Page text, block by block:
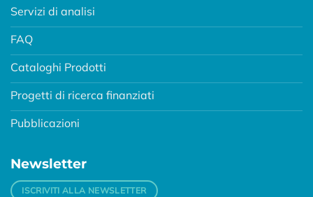
Servizi di analisi
FAQ
Cataloghi Prodotti
Progetti di ricerca finanziati
Pubblicazioni
Newsletter
ISCRIVITI ALLA NEWSLETTER